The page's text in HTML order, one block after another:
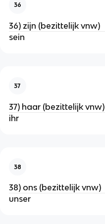
36
36) zijn (bezittelijk vnw)
sein
37
37) haar (bezittelijk vnw)
ihr
38
38) ons (bezittelijk vnw)
unser